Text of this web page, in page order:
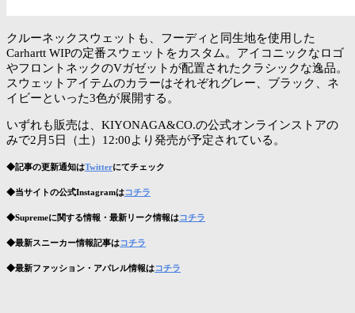
クルーネックスウェットも、フーディと同生地を使用した
Carhartt WIPの定番スウェットをカスタム。アイコニックなロゴ
やフロントネックのVガゼットが配置されたクラシックな逸品。
スウェットアイテムのカラーはそれぞれグレー、ブラック、ネ
イビーといった3色が展開する。
いずれも販売は、KIYONAGA&CO.の公式オンラインストアの
みで2月5日（土）12:00より発売が予定されている。
◆記事の更新通知はTwitterにてチェック
◆当サイトの公式Instagramはコチラ
◆Supremeに関する情報・最新リーク情報はコチラ
◆最新スニーカー情報記事はコチラ
◆最新ファッション・アパレル情報はコチラ